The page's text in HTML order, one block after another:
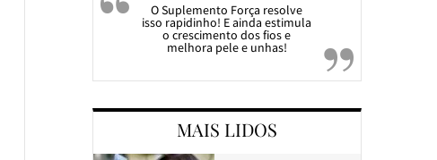
O Suplemento Força resolve
isso rapidinho! E ainda estimula
o crescimento dos fios e
melhora pele e unhas!
MAIS LIDOS